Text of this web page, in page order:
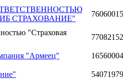
СТРАХОВАНИЕ"
"Страховая
"Армеец"